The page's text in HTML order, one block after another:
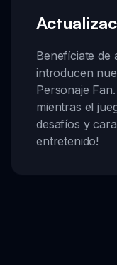
Benefíciate de
introducen
Personaje
mientras el
desafíos y
entretenido!